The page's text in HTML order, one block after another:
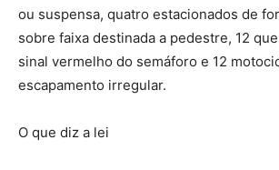
ou suspensa, quatro estacionados de
sobre faixa destinada a pedestre, 12
sinal vermelho do semáforo e 12
escapamento irregular.
O que diz a lei